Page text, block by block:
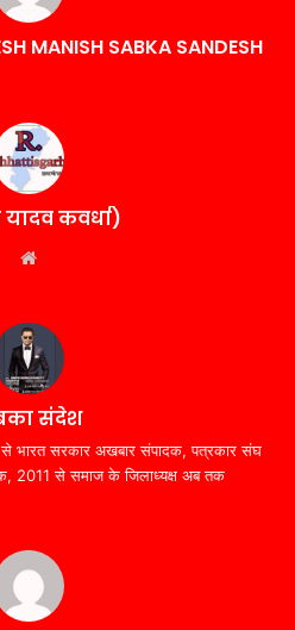
MANISH SABKA SANDESH
कवर्धा)
संदेश
भारत सरकार अखबार संपादक, पत्रकार संघ
2011 से समाज के जिलाध्यक्ष अब तक